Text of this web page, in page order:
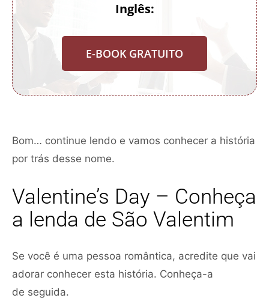
Inglês:
E-BOOK GRATUITO
Bom… continue lendo e vamos conhecer a história
por trás desse nome.
Valentine’s Day – Conheça
a lenda de São Valentim
Se você é uma pessoa romântica, acredite que vai
adorar conhecer esta história. Conheça-a
de seguida.